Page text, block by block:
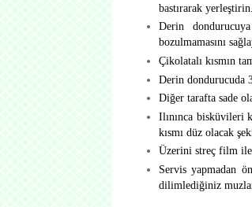
bastırarak yerleştirin.
Derin
bozulmamasını
Çikolatalı kısmın
Derin dondurucuda
Diğer tarafta sade
Ilınınca bisküvileri
kısmı düz olacak
Üzerini streç film ile
Servis yapmadan
dilimlediğiniz